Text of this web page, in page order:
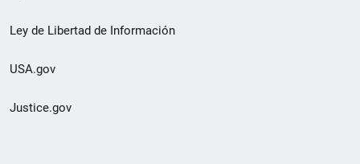
Ley de Libertad de Información
USA.gov
Justice.gov